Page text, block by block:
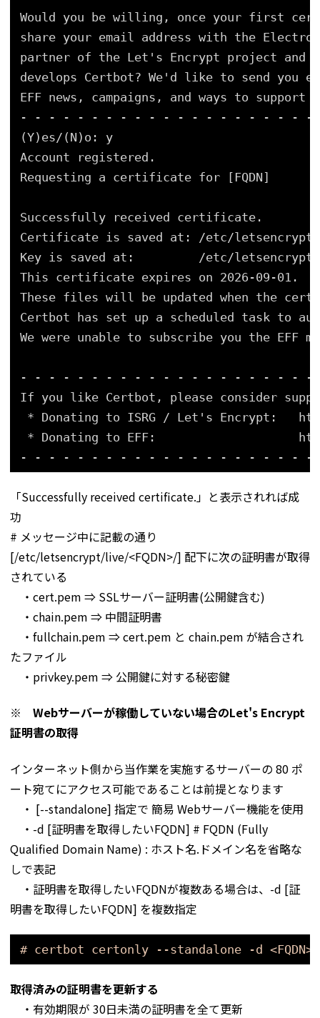
Would you be willing, once your first
share your email address with the
partner of the Let's Encrypt project and
develops Certbot? We'd like to send you
EFF news, campaigns, and ways to
- - - - - - - - - - - - - - - - - - - -
(Y)es/(N)o: y
Account registered.
Requesting a certificate for [FQDN]
Successfully received certificate.
Certificate is saved at: /etc/letsencrypt/
Key is saved at:         /etc/
This certificate expires on 2026-09-01.
These files will be updated when the
Certbot has set up a scheduled task to
We were unable to subscribe you the
- - - - - - - - - - - - - - - - - - - -
If you like Certbot, please consider
* Donating to ISRG / Let's Encrypt:
* Donating to EFF:
- - - - - - - - - - - - - - - - - - - -
「Successfully received certificate.」と表示されれば成
功
# メッセージ中に記載の通り
[/etc/letsencrypt/live/<FQDN>/] 配下に次の証明書が取得
されている
・cert.pem ⇒ SSLサーバー証明書(公開鍵含む)
・chain.pem ⇒ 中間証明書
・fullchain.pem ⇒ cert.pem と chain.pem が結合され
たファイル
・privkey.pem ⇒ 公開鍵に対する秘密鍵
※ Webサーバーが稼働していない場合のLet's Encrypt
証明書の取得
インターネット側から当作業を実施するサーバーの 80 ポ
ート宛てにアクセス可能であることは前提となります
・ [--standalone] 指定で 簡易 Webサーバー機能を使用
・-d [証明書を取得したいFQDN] # FQDN (Fully
Qualified Domain Name) : ホスト名.ドメイン名を省略な
しで表記
・証明書を取得したいFQDNが複数ある場合は、-d [証
明書を取得したいFQDN] を複数指定
# certbot certonly --standalone -d <FQDN>
取得済みの証明書を更新する
・有効期限が 30日未満の証明書を全て更新